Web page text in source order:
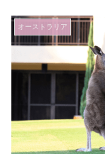
オーストラリア